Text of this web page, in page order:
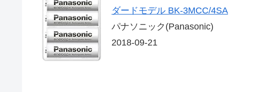
ダードモデル BK-3MCC/4SA
パナソニック(Panasonic)
2018-09-21